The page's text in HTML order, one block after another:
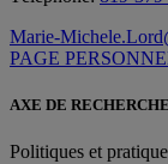
Marie-
PAGE
AXE DE RECHERCHE
Politiques et